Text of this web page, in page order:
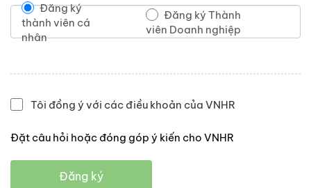
Đăng ký
thành viên cá
nhân
Đăng ký Thành
viên Doanh nghiệp
Tôi đồng ý với các điều khoản của VNHR
Đặt câu hỏi hoặc đóng góp ý kiến cho VNHR
Đăng ký